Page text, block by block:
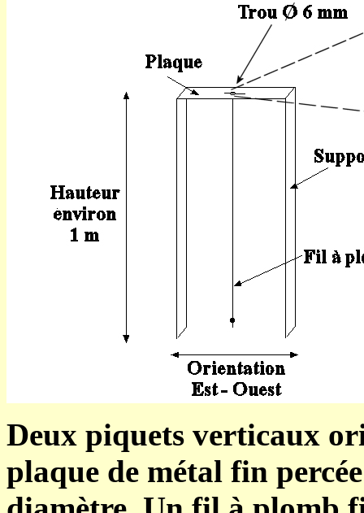
Deux piquets verticaux
plaque de métal fin